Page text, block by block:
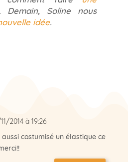
Demain, Soline nous
idée.
2014 à 19:26
aussi costumisé un élastique ce